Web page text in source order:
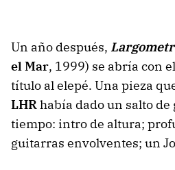
Un año después,
el Mar, 1999) se abría con
título al elepé. Una pieza
LHRhabía dado un salto
tiempo: intro de altura;
guitarras envolventes; un